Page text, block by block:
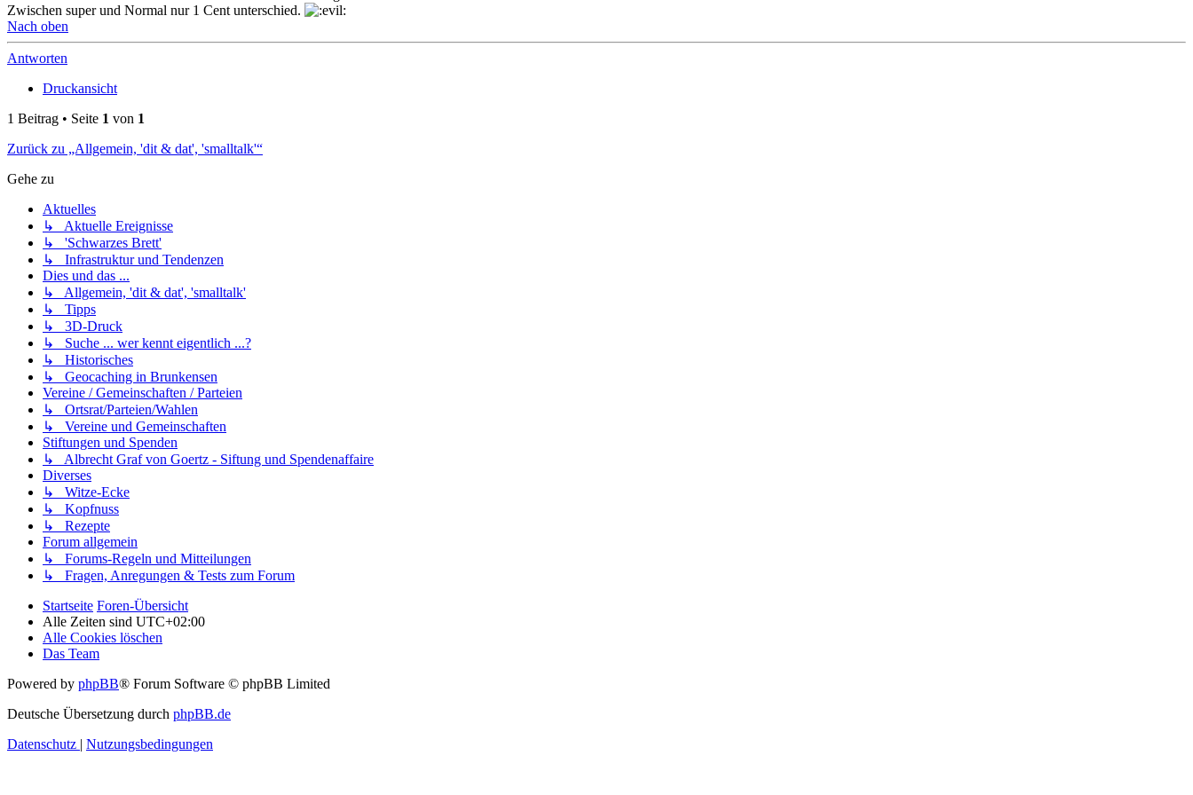
Zwischen super und Normal nur 1 Cent unterschied.
Nach oben
Antworten
Druckansicht
1 Beitrag • Seite 1 von 1
Zurück zu „Allgemein, 'dit & dat', 'smalltalk'“
Gehe zu
Aktuelles
↳ Aktuelle Ereignisse
↳ 'Schwarzes Brett'
↳ Infrastruktur und Tendenzen
Dies und das ...
↳ Allgemein, 'dit & dat', 'smalltalk'
↳ Tipps
↳ 3D-Druck
↳ Suche ... wer kennt eigentlich ...?
↳ Historisches
↳ Geocaching in Brunkensen
Vereine / Gemeinschaften / Parteien
↳ Ortsrat/Parteien/Wahlen
↳ Vereine und Gemeinschaften
Stiftungen und Spenden
↳ Albrecht Graf von Goertz - Siftung und Spendenaffaire
Diverses
↳ Witze-Ecke
↳ Kopfnuss
↳ Rezepte
Forum allgemein
↳ Forums-Regeln und Mitteilungen
↳ Fragen, Anregungen & Tests zum Forum
Startseite Foren-Übersicht
Alle Zeiten sind UTC+02:00
Alle Cookies löschen
Das Team
Powered by phpBB® Forum Software © phpBB Limited
Deutsche Übersetzung durch phpBB.de
Datenschutz | Nutzungsbedingungen